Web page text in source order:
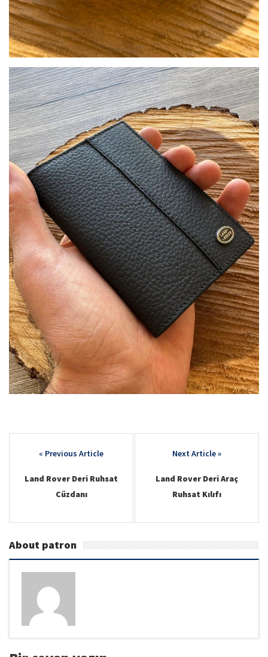
navigation
Land Rover Deri Ruhsat
Cüzdanı
Land Rover Deri Araç
Ruhsat Kılıfı
About patron